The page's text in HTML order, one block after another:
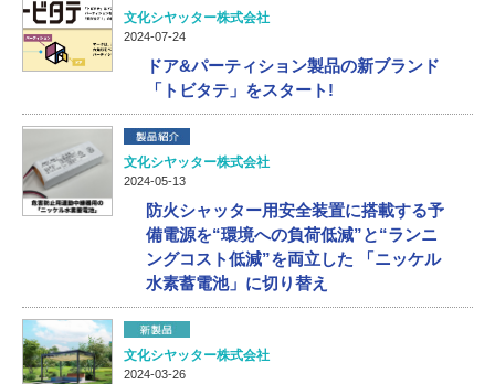
文化シヤッター株式会社
2024-07-24
ドア&パーティション製品の新ブランド
「トビタテ」をスタート!
文化シヤッター株式会社
2024-05-13
防火シャッター用安全装置に搭載する予
備電源を“環境への負荷低減”と“ランニ
ングコスト低減”を両立した 「ニッケル
水素蓄電池」に切り替え
文化シヤッター株式会社
2024-03-26